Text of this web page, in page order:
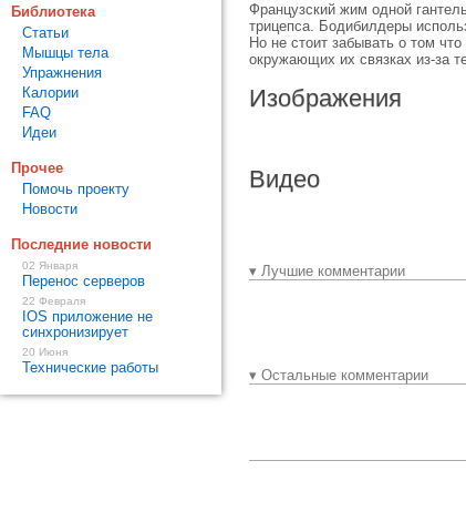
Французский жим одной
трицепса. Бодибилдеры
Но не стоит забывать о том
окружающих их связках из-за
Изображения
Видео
▾ Лучшие комментарии
▾ Остальные комментарии
Библиотека
Статьи
Мышцы тела
Упражнения
Калории
FAQ
Идеи
Прочее
Помочь проекту
Новости
Последние новости
02 Января
Перенос серверов
22 Февраля
IOS приложение не
синхронизирует
20 Июня
Технические работы